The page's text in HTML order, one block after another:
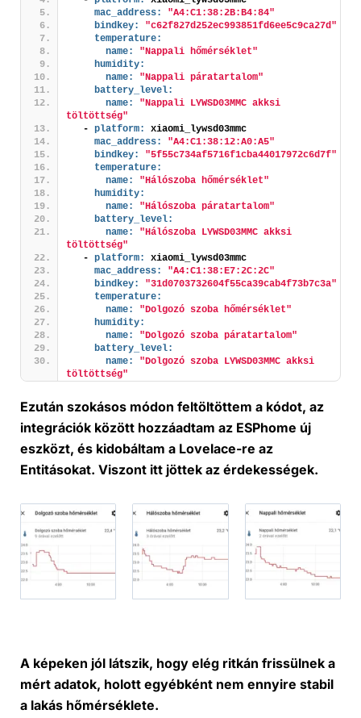
mac_address:
"A4:C1:38:2B:B4:84"
bindkey:
"c62f827d252ec993851fd6ee5c9ca27d"
temperature:
name:
"Nappali hőmérséklet"
humidity:
name:
"Nappali páratartalom"
battery_level:
name:
"Nappali LYWSD03MMC akksi
töltöttség"
  -
platform:
xiaomi_lywsd03mmc
mac_address:
"A4:C1:38:12:A0:A5"
bindkey:
"5f55c734af5716f1cba44017972c6d7f"
temperature:
name:
"Hálószoba hőmérséklet"
humidity:
name:
"Hálószoba páratartalom"
battery_level:
name:
"Hálószoba LYWSD03MMC akksi
töltöttség"
  -
platform:
xiaomi_lywsd03mmc
mac_address:
"A4:C1:38:E7:2C:2C"
bindkey:
"31d0703732604f55ca39cab4f73b7c3a"
temperature:
name:
"Dolgozó szoba hőmérséklet"
humidity:
name:
"Dolgozó szoba páratartalom"
battery_level:
name:
"Dolgozó szoba LYWSD03MMC akksi
töltöttség"
Ezután szokásos módon feltöltöttem a kódot, az
integrációk között hozzáadtam az ESPhome új
eszközt, és kidobáltam a Lovelace-re az
Entitásokat. Viszont itt jöttek az érdekességek.
A képeken jól látszik, hogy elég ritkán frissülnek a
mért adatok, holott egyébként nem ennyire stabil
a lakás hőmérséklete.